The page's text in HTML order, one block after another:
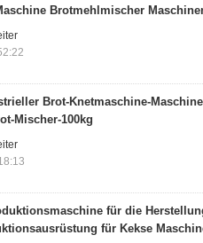
Brotmehlmischer
Brot-Knetmaschine-
Mischer-100kg
für die
für Kekse